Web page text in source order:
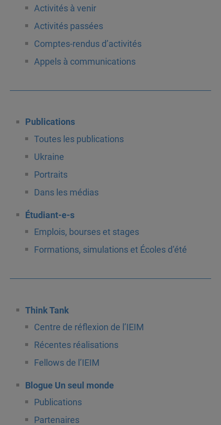
Activités à venir
Activités passées
Comptes-rendus d’activités
Appels à communications
Publications
Toutes les publications
Ukraine
Portraits
Dans les médias
Étudiant-e-s
Emplois, bourses et stages
Formations, simulations et Écoles d’été
Think Tank
Centre de réflexion de l’IEIM
Récentes réalisations
Fellows de l’IEIM
Blogue Un seul monde
Publications
Partenaires